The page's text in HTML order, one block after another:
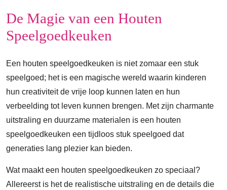
De Magie van een Houten
Speelgoedkeuken
Een houten speelgoedkeuken is niet zomaar een stuk
speelgoed; het is een magische wereld waarin kinderen
hun creativiteit de vrije loop kunnen laten en hun
verbeelding tot leven kunnen brengen. Met zijn charmante
uitstraling en duurzame materialen is een houten
speelgoedkeuken een tijdloos stuk speelgoed dat
generaties lang plezier kan bieden.
Wat maakt een houten speelgoedkeuken zo speciaal?
Allereerst is het de realistische uitstraling en de details die